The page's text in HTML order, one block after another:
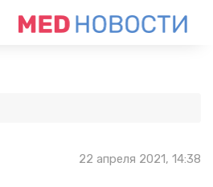
22 апреля 2021, 14:38